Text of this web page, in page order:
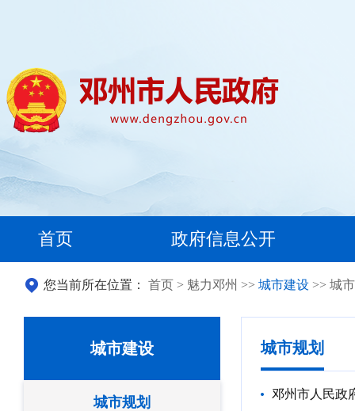
首页 政府信息公开
您当前所在位置： 首页 > 魅力邓州 >> 城市建设 >> 城
城市建设
城市规划
城市规划
邓州市人民政